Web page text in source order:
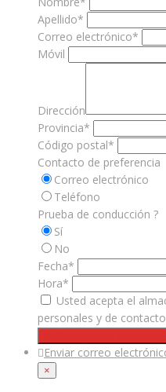
Apellido*
Correo electrónico*
Móvil
Dirección
Provincia*
Código postal*
Contacto de preferencia
Correo electrónico
Teléfono
Prueba de conducción ?
Sí
No
Fecha*
Hora*
Usted acepta el
personales y de
Enviar correo
×